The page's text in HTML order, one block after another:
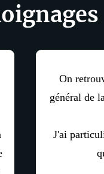
On
général de
J'ai